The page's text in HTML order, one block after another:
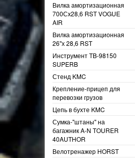
Вилка амортизационная
700Сх28,6 RST VOGUE
AIR
Вилка амортизационная
26"х 28,6 RST
Инструмент TB-98150
SUPERB
Стенд KMC
Крепление-прицеп для
перевозки грузов
Цепь в бухте KMC
Сумка-"штаны" на
багажник A-N TOURER
40AUTHOR
Велотренажер HORST